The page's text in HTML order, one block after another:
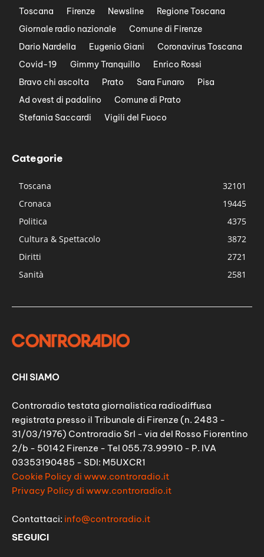
Toscana Firenze Newsline
Regione Toscana
Giornale radio nazionale
Comune di Firenze
Dario Nardella
Eugenio Giani
Coronavirus Toscana
Covid-19
Gimmy Tranquillo
Enrico Rossi
Bravo chi ascolta
Prato Sara Funaro
Pisa
Ad ovest di padalino
Comune di Prato
Stefania Saccardi
Vigili del Fuoco
Categorie
Toscana
32101
Cronaca
19445
Politica
4375
Cultura & Spettacolo
3872
Diritti
2721
Sanità
2581
CHI SIAMO
Controradio testata giornalistica radiodiffusa
registrata presso il Tribunale di Firenze (n. 2483 -
31/03/1976) Controradio Srl - via del Rosso Fiorentino
2/b - 50142 Firenze - Tel 055.73.99910 - P. IVA
03353190485 - SDI: M5UXCR1
Cookie Policy di www.controradio.it
Privacy Policy di www.controradio.it
Contattaci: info@controradio.it
SEGUICI